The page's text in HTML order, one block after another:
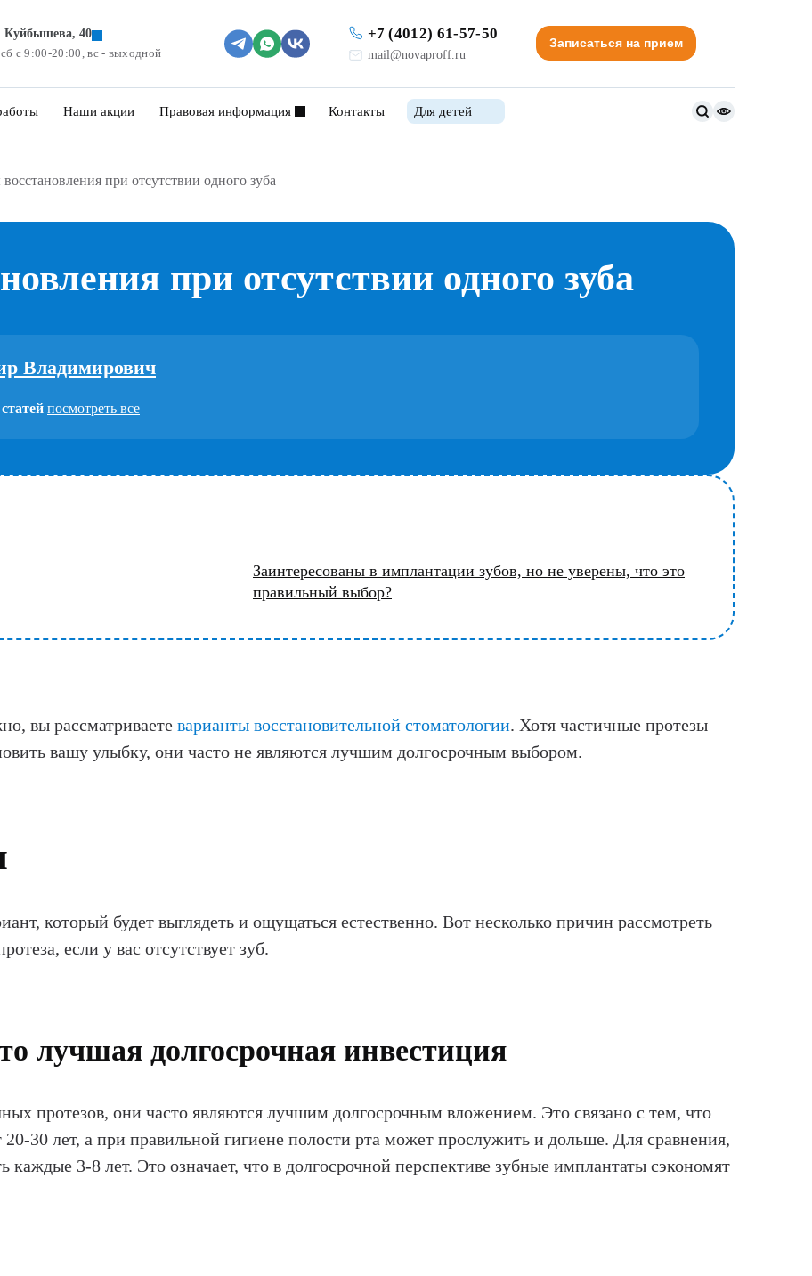
Куйбышева, 40
с 9:00-20:00, вс - выходной
+7 (4012) 61-57-50
mail@novaproff.ru
Записаться на прием
Наши акции Правовая информация Контакты Для детей
при отсутствии одного зуба
при отсутствии одного зуба
Владимирович
посмотреть все
Заинтересованы в имплантации зубов, но не уверены, что это
правильный выбор?
вы рассматриваете варианты восстановительной стоматологии. Хотя частичные протезы
вашу улыбку, они часто не являются лучшим долгосрочным выбором.
который будет выглядеть и ощущаться естественно. Вот несколько причин рассмотреть
если у вас отсутствует зуб.
лучшая долгосрочная инвестиция
протезов, они часто являются лучшим долгосрочным вложением. Это связано с тем, что
30 лет, а при правильной гигиене полости рта может прослужить и дольше. Для сравнения,
каждые 3-8 лет. Это означает, что в долгосрочной перспективе зубные имплантаты сэкономят